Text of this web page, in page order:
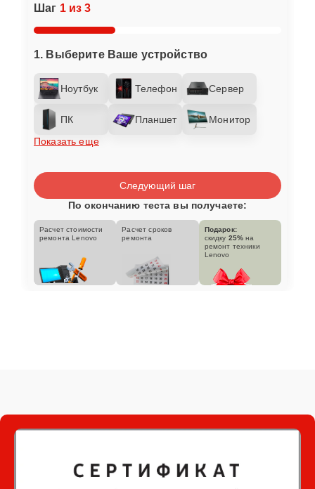
Шаг 1 из 3
1. Выберите Ваше устройство
Ноутбук Телефон Сервер
ПК Планшет
Монитор
Показать еще
Следующий шаг
По окончанию теста вы получаете:
Расчет стоимости
ремонта Lenovo
Расчет сроков
ремонта
Подарок:
скидку 25% на
ремонт техники
Lenovo